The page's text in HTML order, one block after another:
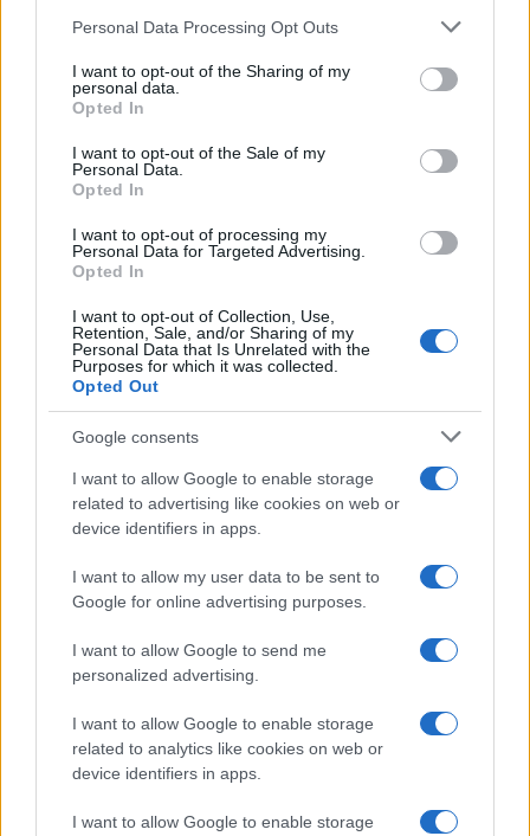
Please note that this website/app uses one or more Google
not limited to your visit or usage behaviour. You may click to
grant or deny consent to Google and its third-party tags to
use your data for below specified purposes in below Google
consent section.
Personal Data Processing Opt Outs
I want to opt-out of the Sharing of my
personal data.
Opted In
I want to opt-out of the Sale of my
Personal Data.
Opted In
I want to opt-out of processing my
Personal Data for Targeted Advertising.
Opted In
I want to opt-out of Collection, Use,
Retention, Sale, and/or Sharing of my
Personal Data that Is Unrelated with the
Purposes for which it was collected.
Opted Out
Google consents
I want to allow Google to enable storage
related to advertising like cookies on web or
device identifiers in apps.
I want to allow my user data to be sent to
Google for online advertising purposes.
I want to allow Google to send me
personalized advertising.
I want to allow Google to enable storage
related to analytics like cookies on web or
device identifiers in apps.
I want to allow Google to enable storage
Condividi l'articolo
F
a
ce
b
o
o
k
T
w
it
te
r
Pi
te
st
W
at
A
p
S
a
Controlli rafforzati in Costa Smeralda, 20
Tre milioni di euro dalla Provincia Gallura per
nuove aule nelle scuole di Olbia
Incidente sulla provinciale 125, paura tra Olbia e
Arzachena
Incidente sulla strada provinciale ad Arzachena,
Sangue, musica e solidarietà con Avis Olbia al